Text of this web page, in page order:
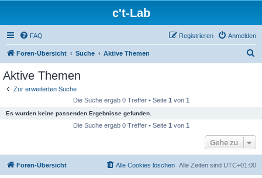
c't-Lab
FAQ Anmelden
Registrieren
Foren-Übersicht Suche Aktive Themen
Aktive Themen
Zur erweiterten Suche
Die Suche ergab 0 Treffer • Seite 1 von 1
Es wurden keine passenden Ergebnisse gefunden.
Die Suche ergab 0 Treffer • Seite 1 von 1
Gehe zu
Foren-Übersicht Alle Zeiten sind UTC+01:00
Alle Cookies löschen